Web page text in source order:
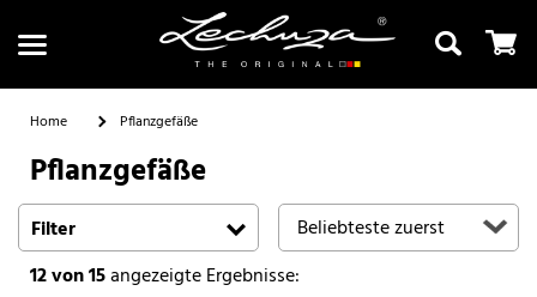
Suchen
Home Pflanzgefäße
Pflanzgefäße
Filter
12von 15angezeigte Ergebnisse: